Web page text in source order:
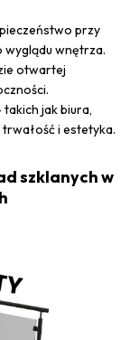
przy
wyglądu wnętrza.
otwartej
takich jak biura,
i estetyka.
szklanych w